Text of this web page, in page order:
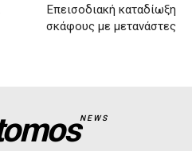
Επεισοδιακή καταδίωξη
σκάφους με μετανάστες
NEWS